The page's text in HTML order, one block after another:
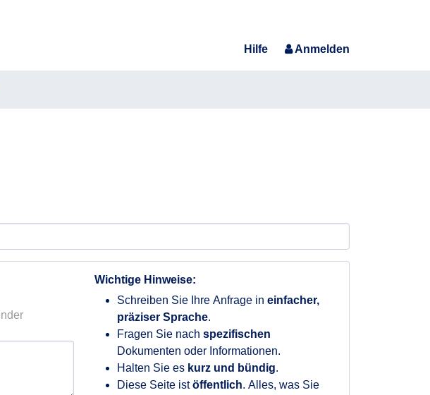
Hilfe
Anmelden
Wichtige Hinweise:
Schreiben Sie Ihre Anfrage ineinfacher,
präziser Sprache.
Fragen Sie nachspezifischen
Dokumenten oder Informationen.
Halten Sie es kurz und bündig.
Diese Seite istöffentlich. Alles, was Sie